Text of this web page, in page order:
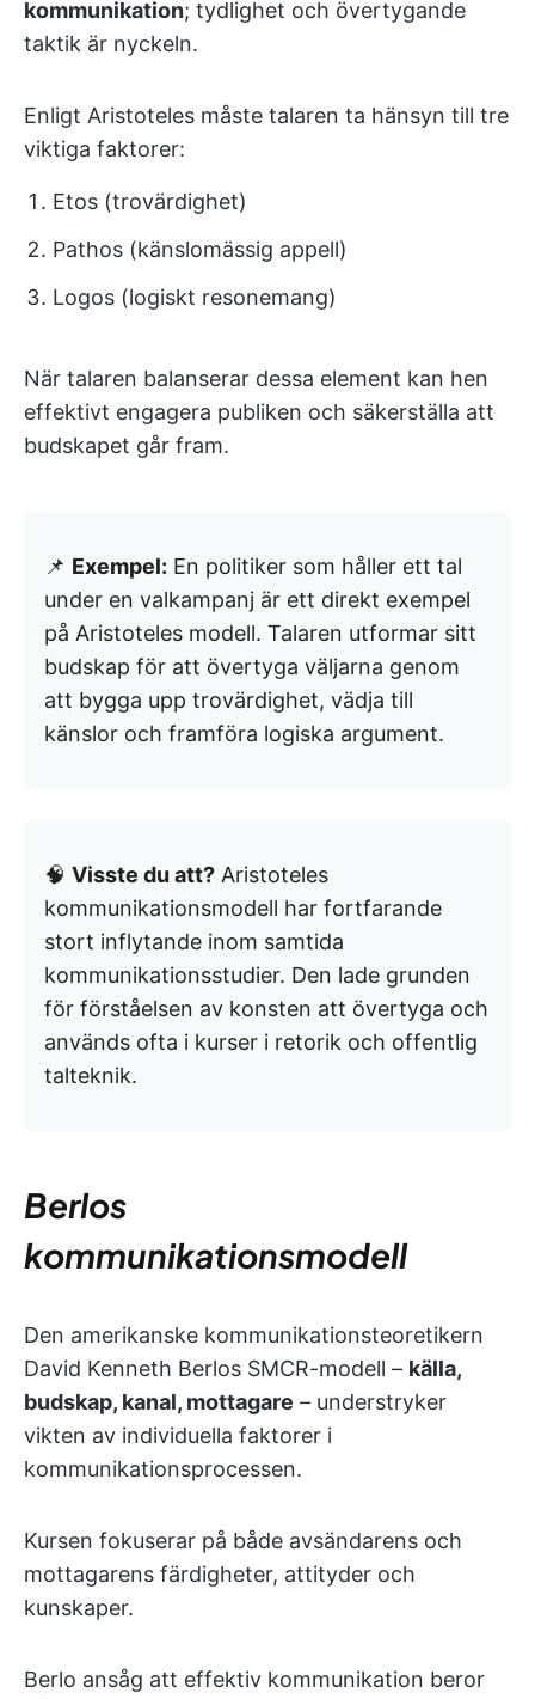
kommunikation; tydlighet och övertygande
taktik är nyckeln.
Enligt Aristoteles måste talaren ta hänsyn till tre
viktiga faktorer:
Etos (trovärdighet)
Pathos (känslomässig appell)
Logos (logiskt resonemang)
När talaren balanserar dessa element kan hen
effektivt engagera publiken och säkerställa att
budskapet går fram.
📌 Exempel: En politiker som håller ett tal
under en valkampanj är ett direkt exempel
på Aristoteles modell. Talaren utformar sitt
budskap för att övertyga väljarna genom
att bygga upp trovärdighet, vädja till
känslor och framföra logiska argument.
🧠 Visste du att? Aristoteles
kommunikationsmodell har fortfarande
stort inflytande inom samtida
kommunikationsstudier. Den lade grunden
för förståelsen av konsten att övertyga och
används ofta i kurser i retorik och offentlig
talteknik.
Berlos
kommunikationsmodell
Den amerikanske kommunikationsteoretikern
David Kenneth Berlos SMCR-modell – källa,
budskap, kanal, mottagare – understryker
vikten av individuella faktorer i
kommunikationsprocessen.
Kursen fokuserar på både avsändarens och
mottagarens färdigheter, attityder och
kunskaper.
Berlo ansåg att effektiv kommunikation beror